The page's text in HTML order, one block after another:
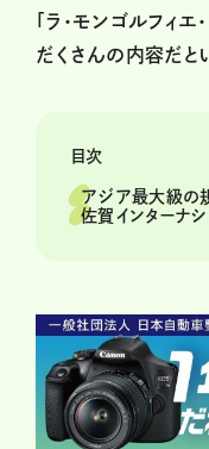
「ラ･モンゴルフィエ
だくさんの内容だと
目次
アジア最大級の
佐賀インターナ